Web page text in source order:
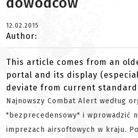
12.02.2015
Author:
This article comes from an
portal and its display
deviate from current
Najnowszy Combat Alert według
"bezprecedensowy" i wprowadzić
imprezach airsoftowych w kraju.